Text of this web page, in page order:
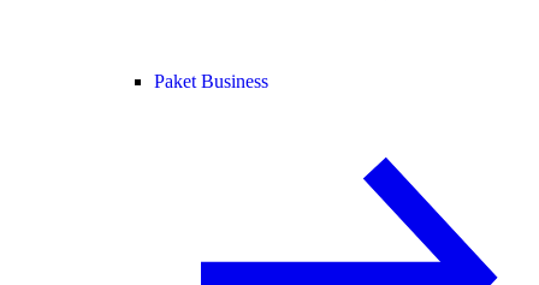
Paket Business